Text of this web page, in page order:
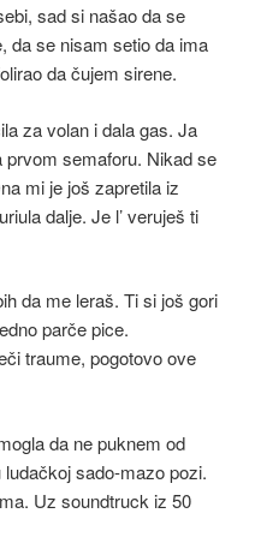
sad si našao da se
da se nisam setio da ima
da čujem sirene.
za volan i dala gas. Ja
semaforu. Nikad se
mi je još zapretila iz
dalje. Je l’ veruješ ti
da me leraš. Ti si još gori
parče pice.
traume, pogotovo ove
da ne puknem od
sado-mazo pozi.
Uz soundtruck iz 50